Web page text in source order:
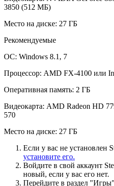
3850 (512 МБ)
Место на диске: 27 ГБ
Рекомендуемые
ОС: Windows 8.1, 7
Процессор: AMD FX-4100 или
Оперативная память: 2 ГБ
Видеокарта: AMD Radeon HD
570
Место на диске: 27 ГБ
Если у вас не установлен
установите его.
Войдите в свой аккаунт
новый, если у вас его нет.
Перейдите в раздел